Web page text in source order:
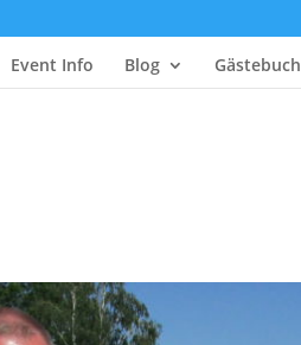
Event Info Blog Gästebuch